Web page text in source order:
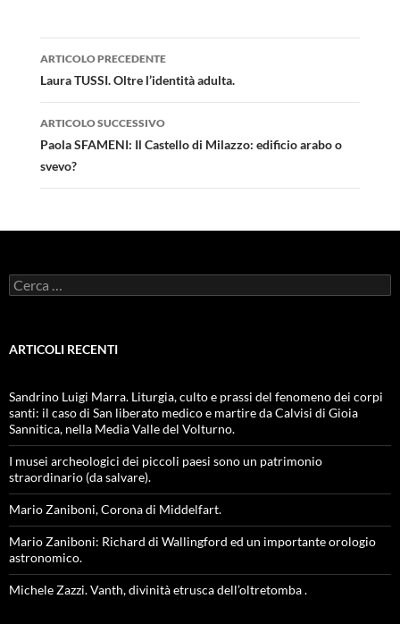
Navigazione
articolo
ARTICOLO PRECEDENTE
Laura TUSSI. Oltre l’identità adulta.
ARTICOLO SUCCESSIVO
Paola SFAMENI: Il Castello di Milazzo: edificio arabo o
svevo?
Ricerca
per:
ARTICOLI RECENTI
Sandrino Luigi Marra. Liturgia, culto e prassi del fenomeno dei corpi
santi: il caso di San liberato medico e martire da Calvisi di Gioia
Sannitica, nella Media Valle del Volturno.
I musei archeologici dei piccoli paesi sono un patrimonio
straordinario (da salvare).
Mario Zaniboni, Corona di Middelfart.
Mario Zaniboni: Richard di Wallingford ed un importante orologio
astronomico.
Michele Zazzi. Vanth, divinità etrusca dell’oltretomba .